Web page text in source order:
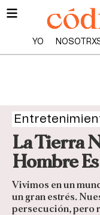
YO
La Tierra
Hombre
Vivimos en un
un gran estrés.
persecución, pero